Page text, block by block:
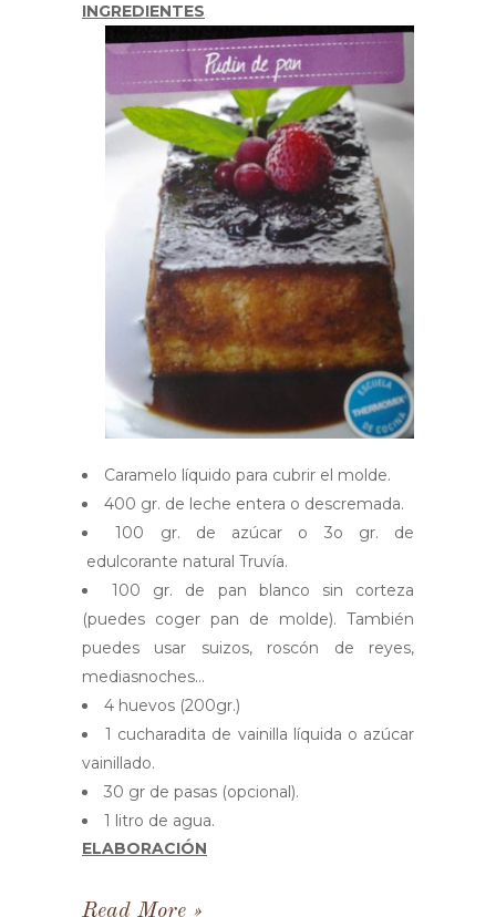
INGREDIENTES
Caramelo líquido para cubrir el molde.
400 gr. de leche entera o descremada.
100 gr. de azúcar o 3o gr. de
edulcorante natural Truvía.
100 gr. de pan blanco sin corteza
(puedes coger pan de molde). También
puedes usar suizos, roscón de reyes,
mediasnoches...
4 huevos (200gr.)
1 cucharadita de vainilla líquida o azúcar
vainillado.
30 gr de pasas (opcional).
1 litro de agua.
ELABORACIÓN
Read More